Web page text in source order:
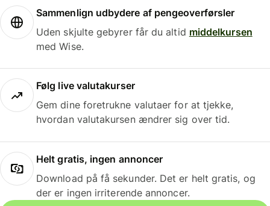
Sammenlign udbydere af pengeoverførsler
Uden skjulte gebyrer får du altid middelkursen
med Wise.
Følg live valutakurser
Gem dine foretrukne valutaer for at tjekke,
hvordan valutakursen ændrer sig over tid.
Helt gratis, ingen annoncer
Download på få sekunder. Det er helt gratis, og
der er ingen irriterende annoncer.